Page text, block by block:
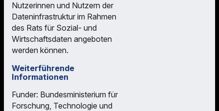
Nutzerinnen und Nutzern der
Dateninfrastruktur im Rahmen
des Rats für Sozial- und
Wirtschaftsdaten angeboten
werden können.
Weiterführende
Informationen
Funder: Bundesministerium für
Forschung, Technologie und